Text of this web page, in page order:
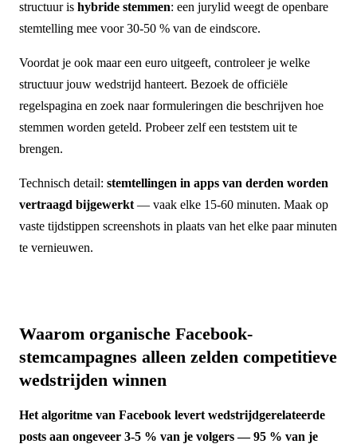
structuur is hybride stemmen: een jurylid weegt de openbare
stemtelling mee voor 30-50 % van de eindscore.
Voordat je ook maar een euro uitgeeft, controleer je welke
structuur jouw wedstrijd hanteert. Bezoek de officiële
regelspagina en zoek naar formuleringen die beschrijven hoe
stemmen worden geteld. Probeer zelf een teststem uit te
brengen.
Technisch detail: stemtellingen in apps van derden worden
vertraagd bijgewerkt — vaak elke 15-60 minuten. Maak op
vaste tijdstippen screenshots in plaats van het elke paar minuten
te vernieuwen.
Waarom organische Facebook-
stemcampagnes alleen zelden competitieve
wedstrijden winnen
Het algoritme van Facebook levert wedstrijdgerelateerde
posts aan ongeveer 3-5 % van je volgers — 95 % van je